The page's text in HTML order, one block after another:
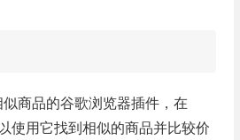
商品的谷歌浏览器插件，在
使用它找到相似的商品并比较价